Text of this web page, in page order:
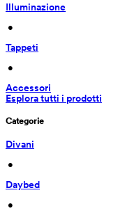
Illuminazione
•
Tappeti
•
Accessori
Esplora tutti i prodotti
Categorie
Divani
•
Daybed
•